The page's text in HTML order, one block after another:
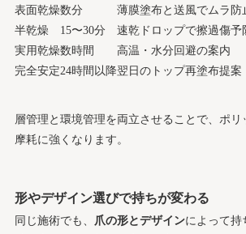
表面乾燥数分
薄膜塗布と送風でムラ防
半乾燥
15〜30分
速乾ドロップで擦過傷予
実用乾燥数時間
高温・水分回避の案内
完全安定24時間以降翌日のトップ再塗布提案
層管理と環境管理を両立させることで、ポリ
摩耗に強くなります。
形やデザイン選びで持ちが変わる
同じ施術でも、 爪の形とデザインによって持